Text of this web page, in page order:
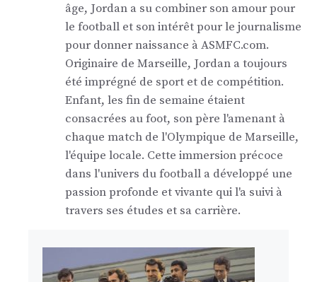
âge, Jordan a su combiner son amour pour
le football et son intérêt pour le journalisme
pour donner naissance à ASMFC.com.
Originaire de Marseille, Jordan a toujours
été imprégné de sport et de compétition.
Enfant, les fin de semaine étaient
consacrées au foot, son père l'amenant à
chaque match de l'Olympique de Marseille,
l'équipe locale. Cette immersion précoce
dans l'univers du football a développé une
passion profonde et vivante qui l'a suivi à
travers ses études et sa carrière.